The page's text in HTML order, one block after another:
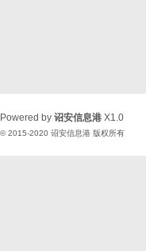
Powered by 诏安信息港 X1.0
© 2015-2020 诏安信息港 版权所有